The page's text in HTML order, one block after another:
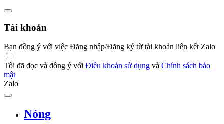
Tài khoản
Bạn đồng ý với việc Đăng nhập/Đăng ký từ tài khoản liên kết Zalo
Tôi đã đọc và đồng ý với Điều khoản sử dụng và Chính sách bảo
mật
Zalo
Nóng